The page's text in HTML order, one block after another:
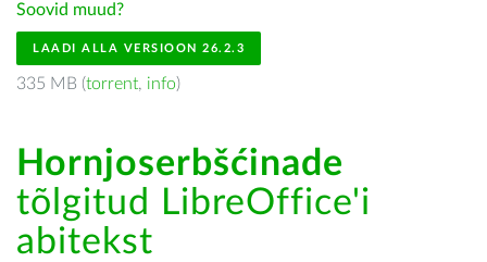
Soovid muud?
LAADI ALLA VERSIOON 26.2.3
335 MB (torrent, info)
Hornjoserbšćinade
tõlgitud LibreOffice'i
abitekst